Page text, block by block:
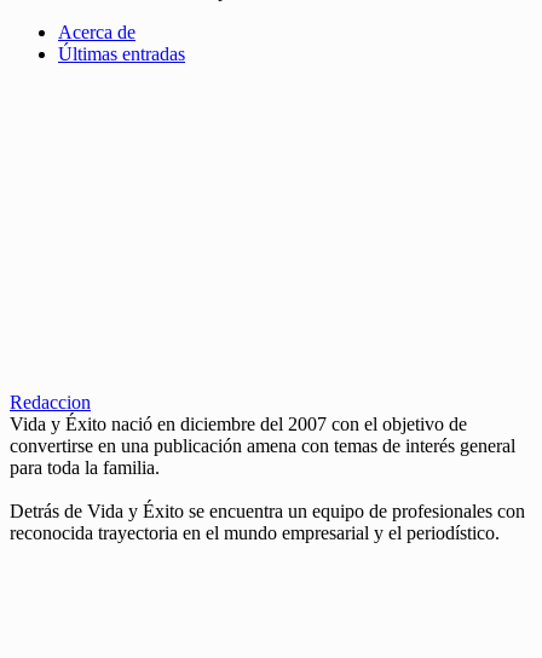
Acerca de
Últimas entradas
Redaccion
Vida y Éxito nació en diciembre del 2007 con el objetivo de
convertirse en una publicación amena con temas de interés general
para toda la familia.
Detrás de Vida y Éxito se encuentra un equipo de profesionales con
reconocida trayectoria en el mundo empresarial y el periodístico.